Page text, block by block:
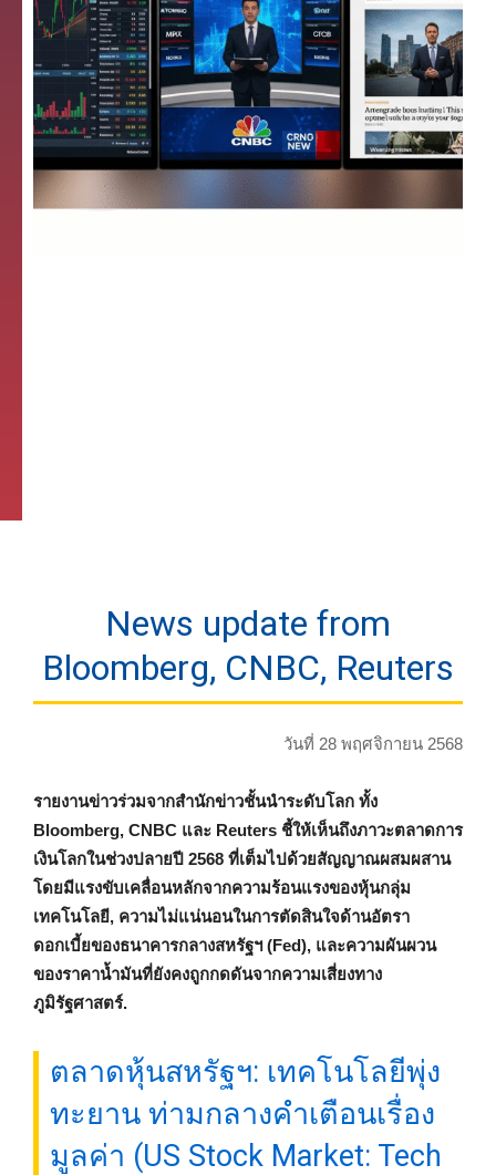
News update from
Bloomberg, CNBC, Reuters
วันที่ 28 พฤศจิกายน 2568
รายงานข่าวร่วมจากสำนักข่าวชั้นนำระดับโลก ทั้ง
Bloomberg, CNBC และ Reuters ชี้ให้เห็นถึงภาวะตลาดการ
เงินโลกในช่วงปลายปี 2568 ที่เต็มไปด้วยสัญญาณผสมผสาน
โดยมีแรงขับเคลื่อนหลักจากความร้อนแรงของหุ้นกลุ่ม
เทคโนโลยี, ความไม่แน่นอนในการตัดสินใจด้านอัตรา
ดอกเบี้ยของธนาคารกลางสหรัฐฯ (Fed), และความผันผวน
ของราคาน้ำมันที่ยังคงถูกกดดันจากความเสี่ยงทาง
ภูมิรัฐศาสตร์.
ตลาดหุ้นสหรัฐฯ: เทคโนโลยีพุ่ง
ทะยาน ท่ามกลางคำเตือนเรื่อง
มูลค่า (US Stock Market: Tech